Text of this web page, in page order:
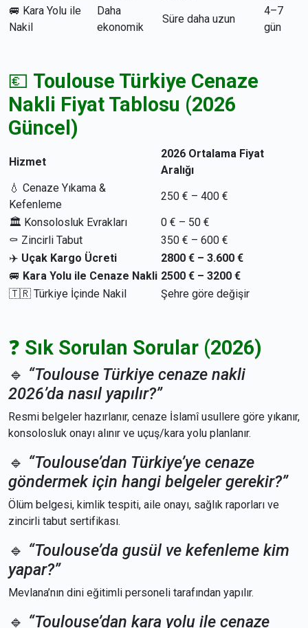
🚐 Kara Yolu ile
Nakil
Daha
ekonomik
Süre daha uzun
4–7
gün
💶 Toulouse Türkiye Cenaze
Nakli Fiyat Tablosu (2026
Güncel)
Hizmet
2026 Ortalama Fiyat
Aralığı
💧 Cenaze Yıkama &
Kefenleme
250 € – 400 €
🏛 Konsolosluk Evrakları
0 € – 50 €
⚰️ Zincirli Tabut
350 € – 600 €
✈️ Uçak Kargo Ücreti
2800 € – 3.600 €
🚐 Kara Yolu ile Cenaze Nakli 2500 € – 3200 €
🇹🇷 Türkiye İçinde Nakil
Şehre göre değişir
❓ Sık Sorulan Sorular (2026)
🔹 “Toulouse Türkiye cenaze nakli
2026’da nasıl yapılır?”
Resmi belgeler hazırlanır, cenaze İslamî usullere göre yıkanır,
konsolosluk onayı alınır ve uçuş/kara yolu planlanır.
🔹 “Toulouse’dan Türkiye’ye cenaze
göndermek için hangi belgeler gerekir?”
Ölüm belgesi, kimlik tespiti, aile onayı, sağlık raporları ve
zincirli tabut sertifikası.
🔹 “Toulouse’da gusül ve kefenleme kim
yapar?”
Mevlana’nın dini eğitimli personeli tarafından yapılır.
🔹 “Toulouse’dan kara yolu ile cenaze